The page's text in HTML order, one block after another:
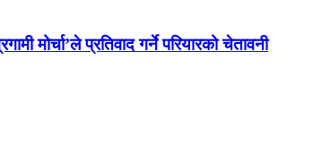
मोर्चा’ले प्रतिवाद गर्ने परियारको चेतावनी